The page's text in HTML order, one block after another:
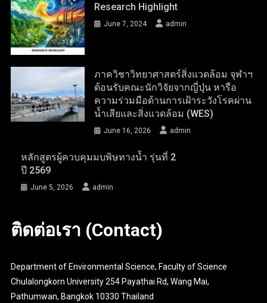
Research Highlight
June 7, 2024 admin
ภาควิชาวิทยาศาสตร์สิ่งแวดล้อม จุฬาฯ
ต้อนรับคณะนักวิจัยจากญี่ปุ่น หารือ
ความร่วมมือด้านการเฝ้าระวังโรคผ่าน
น้ำเสียและสิ่งแวดล้อม (WES)
June 16, 2026 admin
หลักสูตรผู้ควบคุมมบพิษทางน้ำ รุ่นที่ 2
ปี 2569
June 5, 2026 admin
ติดต่อเรา (Contact)
Department of Environmental Science, Faculty of Science
Chulalongkorn University 254 Payathai Rd, Wang Mai,
Pathumwan, Bangkok 10330 Thailand